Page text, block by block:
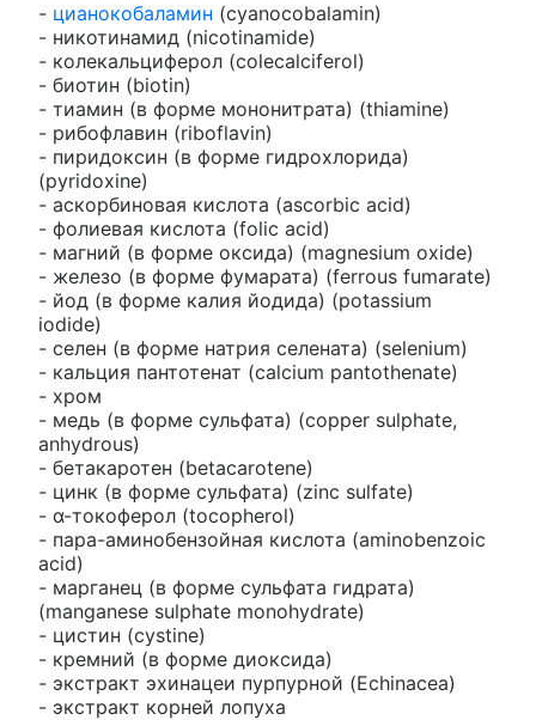
- цианокобаламин (cyanocobalamin)
- никотинамид (nicotinamide)
- колекальциферол (colecalciferol)
- биотин (biotin)
- тиамин (в форме мононитрата) (thiamine)
- рибофлавин (riboflavin)
- пиридоксин (в форме гидрохлорида)
(pyridoxine)
- аскорбиновая кислота (ascorbic acid)
- фолиевая кислота (folic acid)
- магний (в форме оксида) (magnesium oxide)
- железо (в форме фумарата) (ferrous fumarate)
- йод (в форме калия йодида) (potassium
iodide)
- селен (в форме натрия селената) (selenium)
- кальция пантотенат (calcium pantothenate)
- хром
- медь (в форме сульфата) (copper sulphate,
anhydrous)
- бетакаротен (betacarotene)
- цинк (в форме сульфата) (zinc sulfate)
- α-токоферол (tocopherol)
- пара-аминобензойная кислота (aminobenzoic
acid)
- марганец (в форме сульфата гидрата)
(manganese sulphate monohydrate)
- цистин (cystine)
- кремний (в форме диоксида)
- экстракт эхинацеи пурпурной (Echinacea)
- экстракт корней лопуха